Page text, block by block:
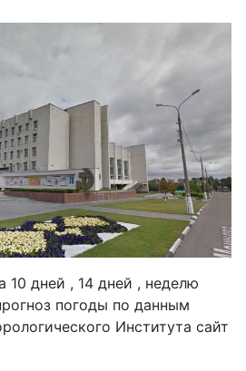
10 дней , 14 дней , неделю
погоды по данным
Института сайт